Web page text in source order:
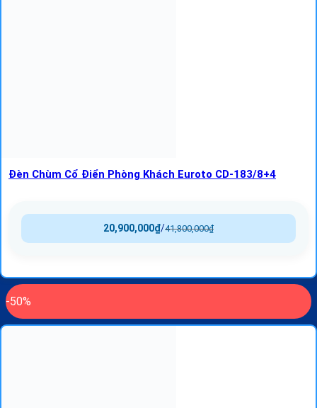
Đèn Chùm Cổ Điển Phòng Khách Euroto CD-183/8+4
41,800,000₫
/
20,900,000₫
-50%